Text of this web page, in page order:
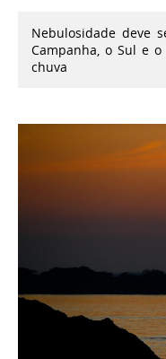
Nebulosidade deve
Campanha, o Sul e
chuva